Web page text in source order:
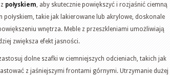
połyskiem, aby skutecznie powiększyć i rozjaśnić ciemną
połyskiem, takie jak lakierowane lub akrylowe, doskonale
wnętrza. Meble z przeszkleniami umożliwiają
zwiększa efekt jasności.
dolne szafki w ciemniejszych odcieniach, takich jak
z jaśniejszymi frontami górnymi. Utrzymanie dużej